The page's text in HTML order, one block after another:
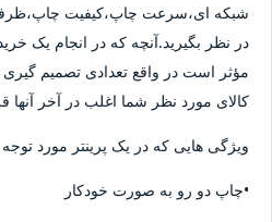
شبکه ای،سرعت چاپ،کیفیت
در نظر بگیرید.آنچه که در انجام یک
مؤثر است در واقع تعدادی تصمیم
کالای مورد نظر شما اغلب در آخر آنها
ویژگی هایی که در یک پرینتر مورد
•چاپ دو رو به صورت خودکار